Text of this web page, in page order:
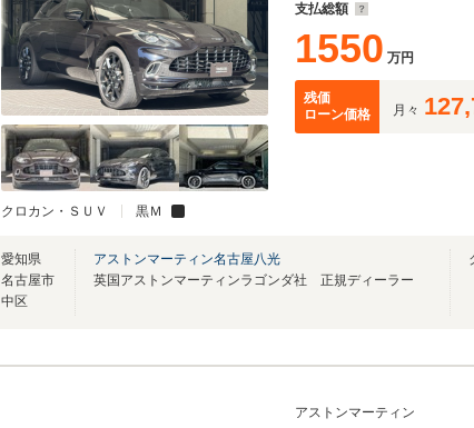
クロカン・ＳＵＶ 黒Ｍ
支払総額
1550 万円
残価
ローン価格
月々
愛知県
名古屋市
中区
アストンマーティン名古屋八光
英国アストンマーティンラゴンダ社 正規ディーラー
アストンマーティン